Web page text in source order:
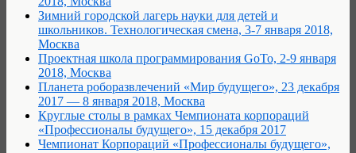
Зимний городской лагерь науки для детей и
школьников. Технологическая смена, 3-7 января 2018,
Москва
Проектная школа программирования GoTo, 2-9 января
2018, Москва
Планета роборазвлечений «Мир будущего», 23 декабря
2017 — 8 января 2018, Москва
Круглые столы в рамках Чемпионата корпораций
«Профессионалы будущего», 15 декабря 2017
Чемпионат Корпораций «Профессионалы будущего»,